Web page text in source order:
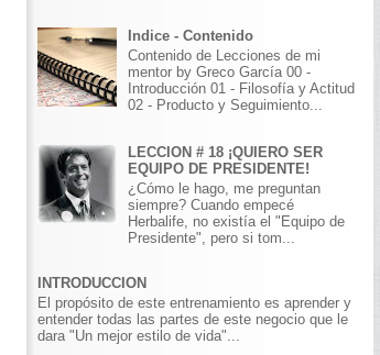
Indice - Contenido
Contenido de Lecciones de mi
mentor by Greco García 00 -
Introducción 01 - Filosofía y Actitud
02 - Producto y Seguimiento...
LECCION # 18 ¡QUIERO SER
EQUIPO DE PRESIDENTE!
¿Cómo le hago, me preguntan
siempre? Cuando empecé
Herbalife, no existía el "Equipo de
Presidente", pero si tom...
INTRODUCCION
El propósito de este entrenamiento es aprender y
entender todas las partes de este negocio que le
dara "Un mejor estilo de vida"...